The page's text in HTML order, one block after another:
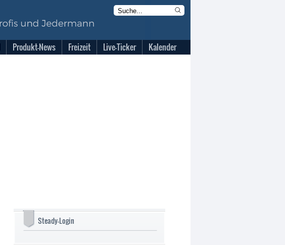
Produkt-News Freizeit Live-Ticker Kalender
Steady-Login